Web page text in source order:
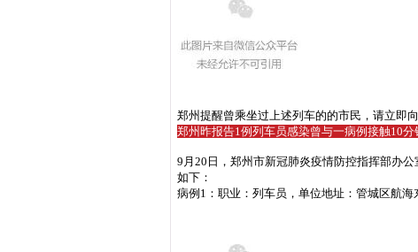
郑州提醒曾乘坐过上述列车的的市民，请立即
郑州昨报告1例列车员感染曾与一病例接触10分
9月20日，郑州市新冠肺炎疫情防控指挥部办
如下：
病例1：职业：列车员 ，单位地址：管城区航